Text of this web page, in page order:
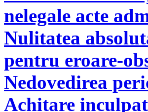
nelegale acte
Nulitatea
pentru eroare-
Nedovedirea
Achitare